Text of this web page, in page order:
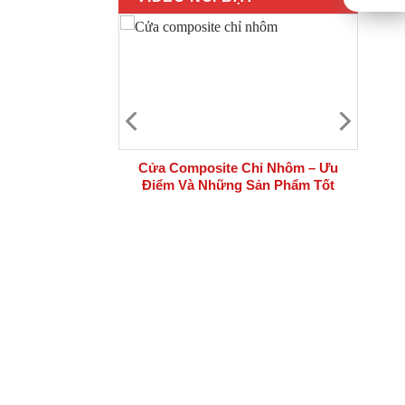
Cửa Composite Chỉ Nhôm – Ưu
Điểm Và Những Sản Phẩm Tốt